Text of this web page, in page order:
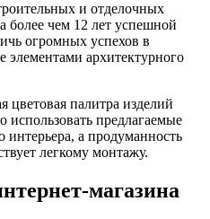
и отделочных
более чем 12 лет успешной
огромных успехов в
элементами архитектурного
цветовая палитра изделий
предлагаемые
а продуманность
легкому монтажу.
магазина